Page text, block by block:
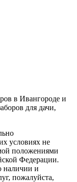
в Ивангороде и
для дачи,
условиях не
положениями
Федерации.
наличии и
пожалуйста,